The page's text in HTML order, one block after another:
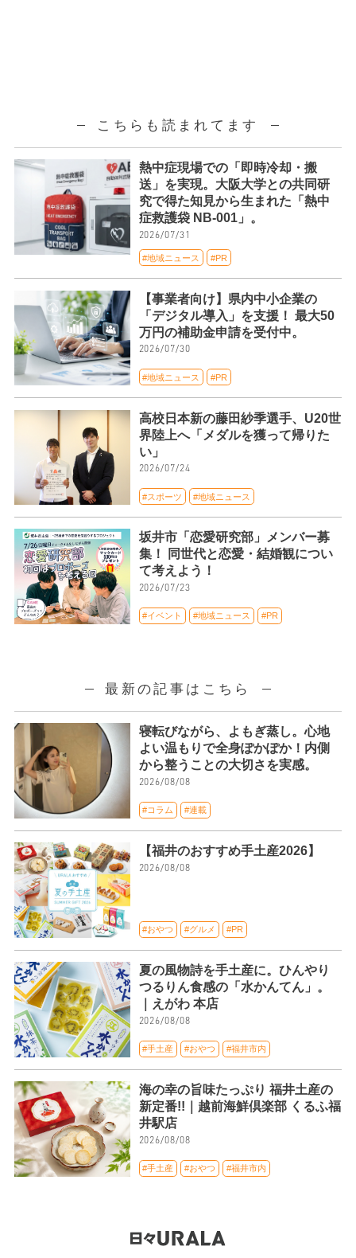
こちらも読まれてます
熱中症現場での「即時冷却・搬
送」を実現。大阪大学との共同研
究で得た知見から生まれた「熱中
症救護袋 NB-001」。
2026/07/31
#地域ニュース #PR
【事業者向け】県内中小企業の
「デジタル導入」を支援！ 最大50
万円の補助金申請を受付中。
2026/07/30
#地域ニュース #PR
高校日本新の藤田紗季選手、U20世
界陸上へ「メダルを獲って帰りた
い」
2026/07/24
#スポーツ #地域ニュース
坂井市「恋愛研究部」メンバー募
集！ 同世代と恋愛・結婚観につい
て考えよう！
2026/07/23
#イベント #地域ニュース #PR
最新の記事はこちら
寝転びながら、よもぎ蒸し。心地
よい温もりで全身ぽかぽか！内側
から整うことの大切さを実感。
2026/08/08
#コラム #連載
【福井のおすすめ手土産2026】
2026/08/08
#おやつ #グルメ #PR
夏の風物詩を手土産に。ひんやり
つるりん食感の「水かんてん」。
｜えがわ 本店
2026/08/08
#手土産 #おやつ #福井市内
海の幸の旨味たっぷり 福井土産の
新定番!!｜越前海鮮倶楽部 くるふ福
井駅店
2026/08/08
#手土産 #おやつ #福井市内